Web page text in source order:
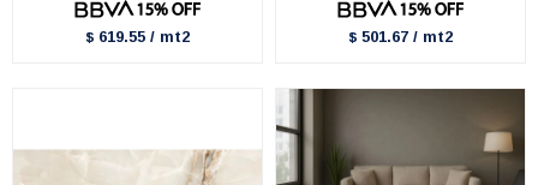
$ 619.55 / mt2 $ 501.67 / mt2